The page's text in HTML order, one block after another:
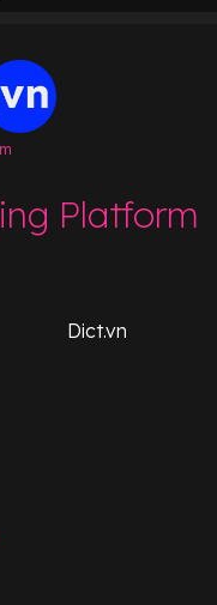
Platform
Dict.vn